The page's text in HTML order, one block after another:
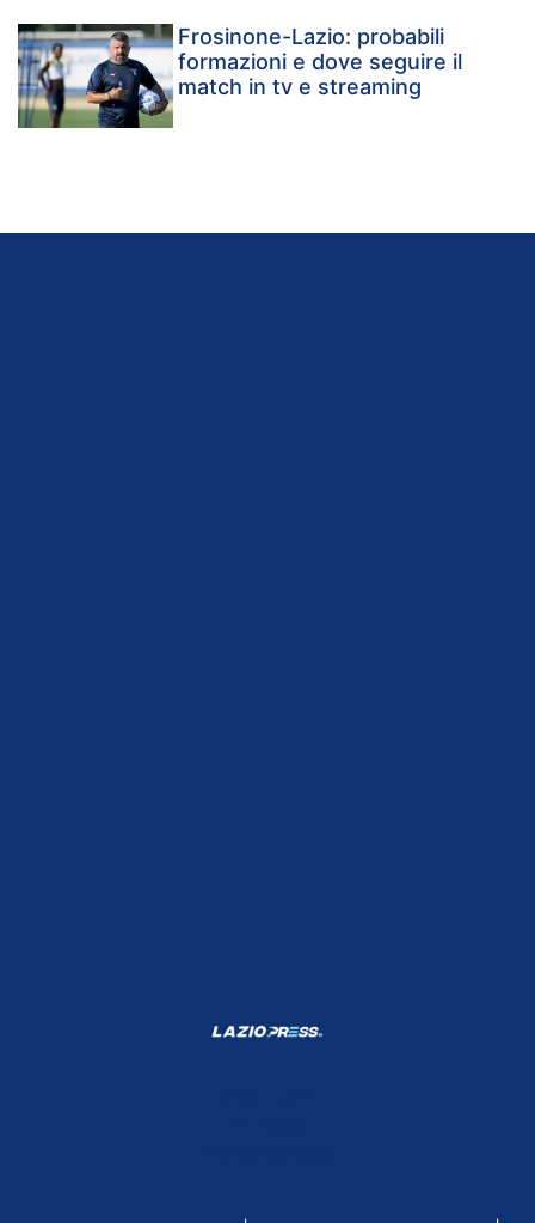
Frosinone-Lazio: probabili
formazioni e dove seguire il
match in tv e streaming